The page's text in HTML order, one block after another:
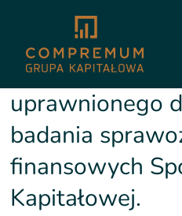
Relacje inwestorskie
uprawnionego do przeglądu i badania
25/2022:
uprawnionego
badania
finansowych
Kapitałowej.